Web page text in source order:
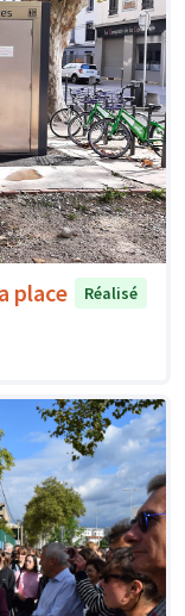
place
Réalisé